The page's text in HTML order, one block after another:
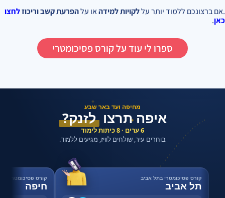
.אם ברצונכם ללמוד יותר עללקויות למידהאו עלהפרעת קשב וריכוזלחצו
כאן.
ספרו לי עוד על קורס פסיכומטרי
✦
✦
מחיפה ועד באר שבע
איפה תרצולזנק?
6 ערים · 8 כיתות לימוד
בוחרים עיר, שולחים לוויז, מגיעים ללמוד.
קורס פסיכומטרי בתל אביב
תל אביב
קורס פסיכומטרי
חיפה